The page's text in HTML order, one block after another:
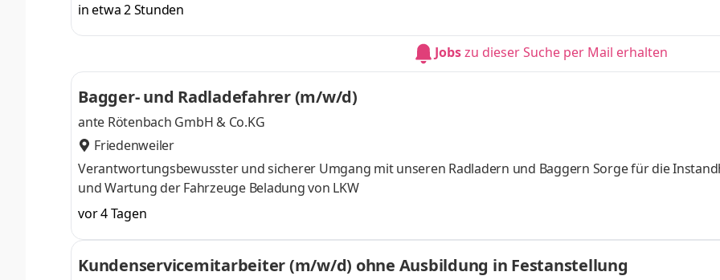
in etwa 2 Stunden
Jobszu dieser Suche per Mail erhalten
Bagger- und Radladefahrer (m/w/d)
ante Rötenbach GmbH & Co.KG
Friedenweiler
Verantwortungsbewusster und sicherer Umgang mit unseren Radladern und Baggern Sorge für die
und Wartung der Fahrzeuge Beladung von LKW
vor 4 Tagen
Kundenservicemitarbeiter (m/w/d) ohne Ausbildung in Festanstellung